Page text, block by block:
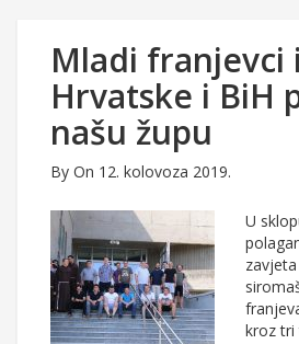
Mladi franjevci
Hrvatske i BiH
našu župu
By On 12. kolovoza 2019.
U
kroz tri